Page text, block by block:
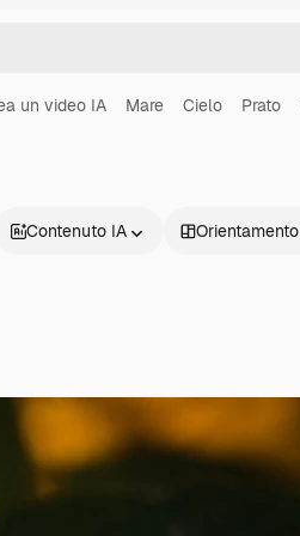
un video IA Mare Cielo Prato
Contenuto IA Orientamento